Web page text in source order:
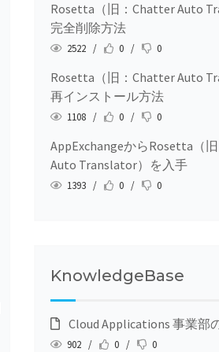
Rosetta（旧：Chatter Auto
完全削除方法
2522 / 0 / 0
Rosetta（旧：Chatter Auto
再インストール方法
1108 / 0 / 0
AppExchangeからRosetta（
Auto Translator）を入手
1393 / 0 / 0
KnowledgeBase
Cloud Applications 事業部
902 / 0 / 0